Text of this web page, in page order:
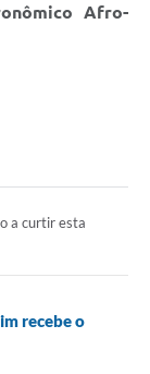
Afro-
a curtir esta
recebe o